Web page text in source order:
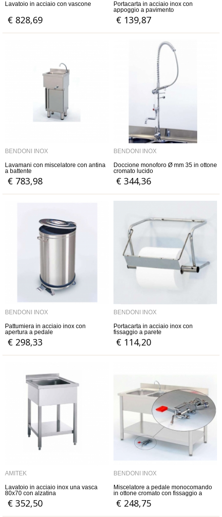
Lavatoio in acciaio con vascone
€ 828,69
Portacarta in acciaio inox con
appoggio a pavimento
€ 139,87
BENDONI INOX
Lavamani con miscelatore con antina
a battente
€ 783,98
BENDONI INOX
Doccione monoforo Ø mm 35 in ottone
cromato lucido
€ 344,36
BENDONI INOX
Pattumiera in acciaio inox con
apertura a pedale
€ 298,33
BENDONI INOX
Portacarta in acciaio inox con
fissaggio a parete
€ 114,20
AMITEK
Lavatoio in acciaio inox una vasca
80x70 con alzatina
€ 352,50
BENDONI INOX
Miscelatore a pedale monocomando
in ottone cromato con fissaggio a
pavimento
€ 248,75